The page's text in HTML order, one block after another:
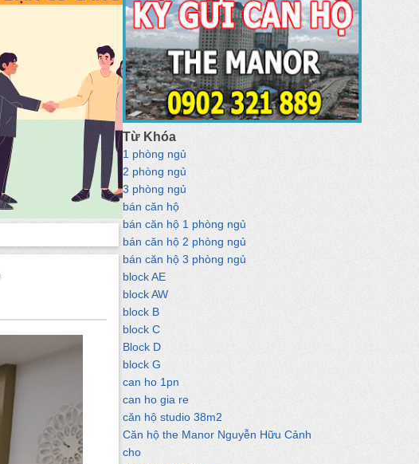
Từ Khóa
1 phòng ngủ
2 phòng ngủ
3 phòng ngủ
bán căn hộ
bán căn hộ 1 phòng ngủ
bán căn hộ 2 phòng ngủ
bán căn hộ 3 phòng ngủ
block AE
block AW
block B
block C
Block D
block G
can ho 1pn
can ho gia re
căn hộ studio 38m2
Căn hộ the Manor Nguyễn Hữu Cảnh
cho